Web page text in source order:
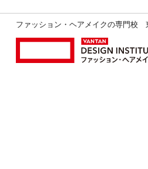
ファッション・ヘアメイクの専門校